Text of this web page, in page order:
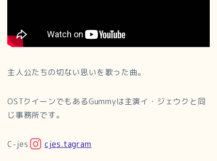
主人公たちの切ない思いを歌った曲。
OSTクイーンでもあるGummyは主演イ・ジェウクと同
じ事務所です。
C-jes cjes.tagram